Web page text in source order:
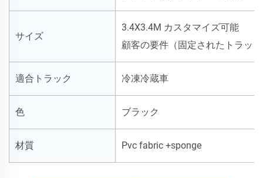
サイズ
3.4X3.4M カスタマイズ可能
顧客の要件（固定されたトラッ
適合トラック 冷凍冷蔵車
色 ブラック
材質 Pvc fabric +sponge